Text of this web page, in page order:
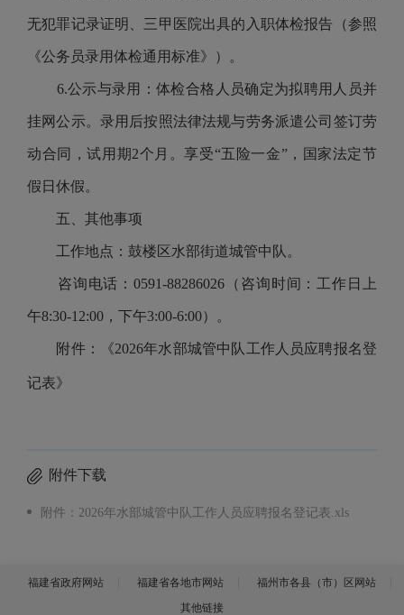
无犯罪记录证明、三甲医院出具的入职体检报告（参照
《公务员录用体检通用标准》）。
6.公示与录用：体检合格人员确定为拟聘用人员并
挂网公示。录用后按照法律法规与劳务派遣公司签订劳
动合同，试用期2个月。享受“五险一金”，国家法定节
假日休假。
五、其他事项
工作地点：鼓楼区水部街道城管中队。
咨询电话：0591-88286026（咨询时间：工作日上
午8:30-12:00，下午3:00-6:00）。
附件：《2026年水部城管中队工作人员应聘报名登
记表》
附件下载
附件：2026年水部城管中队工作人员应聘报名登记表.xls
福建省政府网站 福建省各地市网站
福州市各县（市）区网站
其他链接